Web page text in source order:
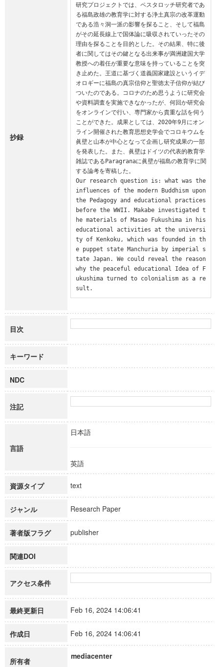
抄録
研究プロジェクトでは、ペスタロッチ研究者であ
る福島政雄の教育学に対する浄土真宗の改革運動
である浩々洞一派の影響を探ること、そして福島
がその延長線上で国体論に吸収されていったその
理由を探ることを目的とした。その結果、特に後
者に関してはその鍵となる出来事が満洲建国大学
教授への着任が重要な意味を持っていることを突
き止めた。王道に基づく道義国家建設というイデ
オロギーに福島の真宗信仰と聖徳太子信仰が結び
ついたのである。コロナのため思うように研究会
や資料調査を実施できなかったが、何回か研究会
をオンラインで行い、専門家から貴重な話を伺う
ことができた。成果としては、2020年9月にオン
ライン開催された教育思想史学会でコロキウムを
眞壁と山本が中心となって企画し研究成果の一部
を発表した。また、眞壁はドイツの代表的教育学
雑誌であるParagranaに眞壁が福島の教育学に関
する論考を寄稿した。
Our research question is: what was the
influences of the modern Buddhism upon
the Pedagogy and educational practices
before the WWII. Makabe investigated t
he materials of Masao Fukushima in his
educational activities at the universi
ty of Kenkoku, which was founded in th
e puppet state Manchuria by imperial s
tate Japan. We could reveal the reason
why the peaceful educational Idea of F
ukushima turned to colonialism as a re
sult.
目次
キーワード
NDC
注記
言語
日本語
英語
資源タイプ text
ジャンル Research Paper
著者版フラグ publisher
関連DOI
アクセス条件
最終更新日 Feb 16, 2024 14:06:41
作成日 Feb 16, 2024 14:06:41
所有者
mediacenter